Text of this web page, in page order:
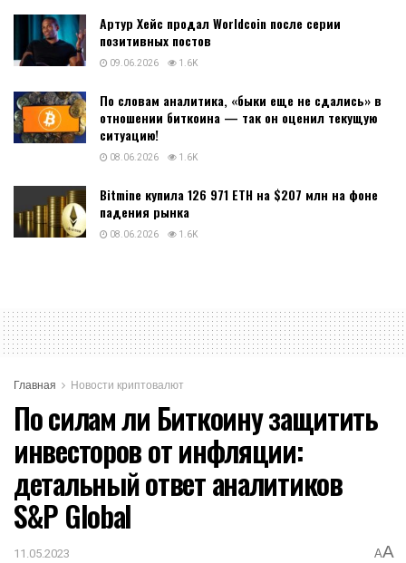
Артур Хейс продал Worldcoin после серии
позитивных постов
09.06.2026 1.6K
По словам аналитика, «быки еще не сдались» в
отношении биткоина — так он оценил текущую
ситуацию!
08.06.2026 1.6K
Bitmine купила 126 971 ETH на $207 млн на фоне
падения рынка
08.06.2026 1.6K
Главная Новости криптовалют
По силам ли Биткоину защитить
инвесторов от инфляции:
детальный ответ аналитиков
S&P Global
11.05.2023 AA